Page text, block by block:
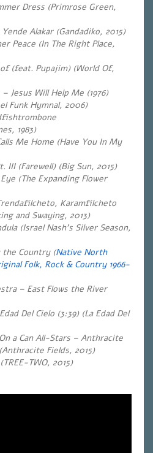
Dress (Primrose Green,
Alakar (Gandadiko, 2015)
Peace (In The Right Place,
(feat. Pupajim) (World Of,
Jesus Will Help Me (1976)
Funk Hymnal, 2006)
1983)
Me Home (Have You In My
III (Farewell) (Big Sun, 2015)
(The Expanding Flower
Karamfilcheto
and Swaying, 2013)
(Israel Nash’s Silver Season,
the Country (Native North
Folk, Rock & Country 1966-
– East Flows the River
Del Cielo (3:39) (La Edad Del
a Can All-Stars – Anthracite
Fields, 2015)
TWO, 2015)